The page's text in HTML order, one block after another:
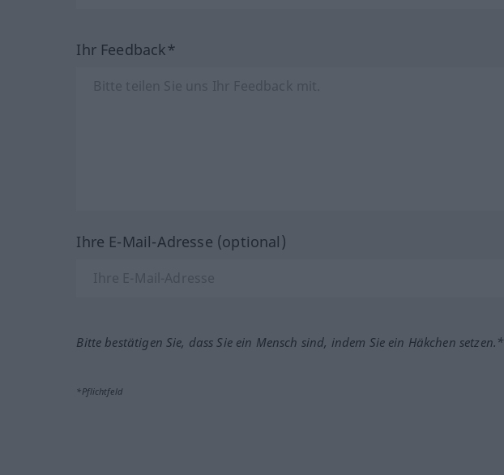
Ihr Feedback*
Ihre E-Mail-Adresse (optional)
Bitte bestätigen Sie, dass Sie ein Mensch sind, indem Sie ein Häkchen setzen.*
*Pflichtfeld